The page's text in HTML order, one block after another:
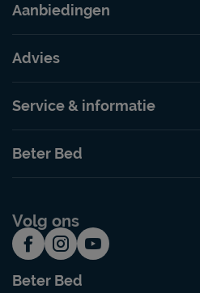
Aanbiedingen
Advies
Service & informatie
Beter Bed
Volg ons
Beter Bed